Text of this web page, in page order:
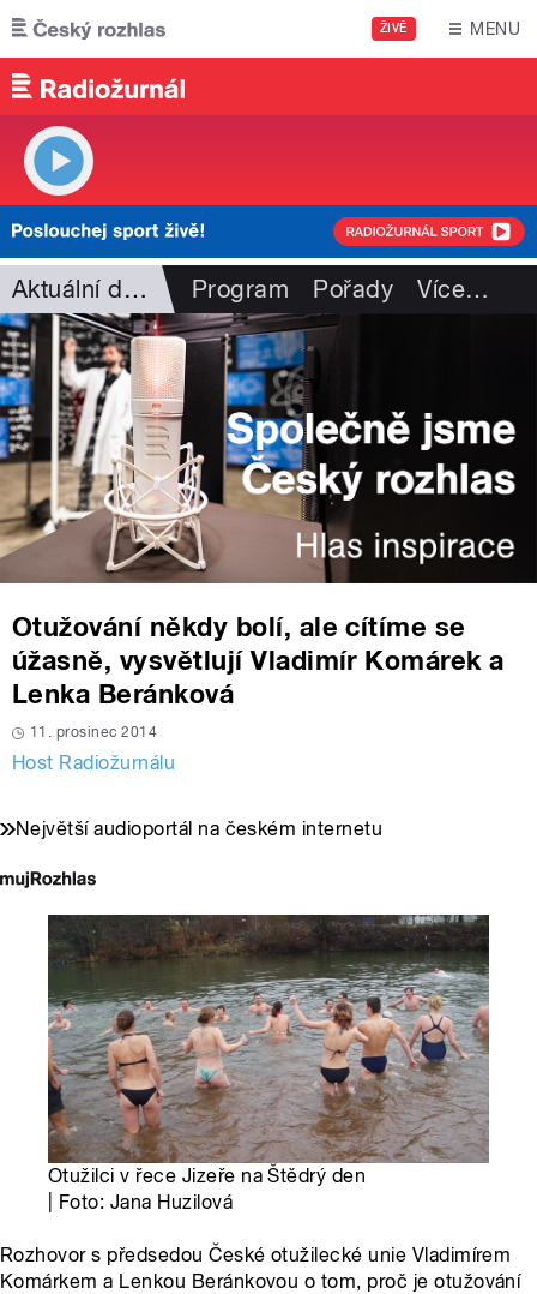
Přejít k hlavnímu obsahu
ŽIVĚ MENU
Aktuální dění Program Pořady Více…
Otužování někdy bolí, ale cítíme se
úžasně, vysvětlují Vladimír Komárek a
Lenka Beránková
11. prosinec 2014
Host Radiožurnálu
Největší audioportál na českém internetu
Otužilci v řece Jizeře na Štědrý den
| Foto: Jana Huzilová
Rozhovor s předsedou České otužilecké unie Vladimírem
Komárkem a Lenkou Beránkovou o tom, proč je otužování